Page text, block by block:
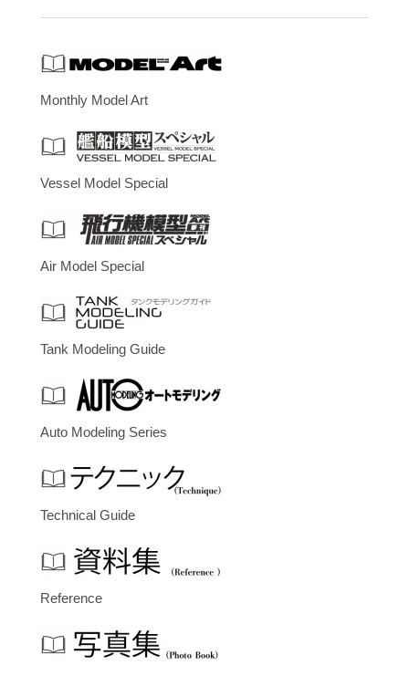
Monthly Model Art
Vessel Model Special
Air Model Special
Tank Modeling Guide
Auto Modeling Series
Technical Guide
Reference